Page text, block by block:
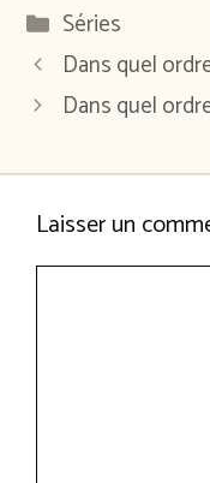
Catégories
Séries
Dans quel
Dans quel
Laisser un